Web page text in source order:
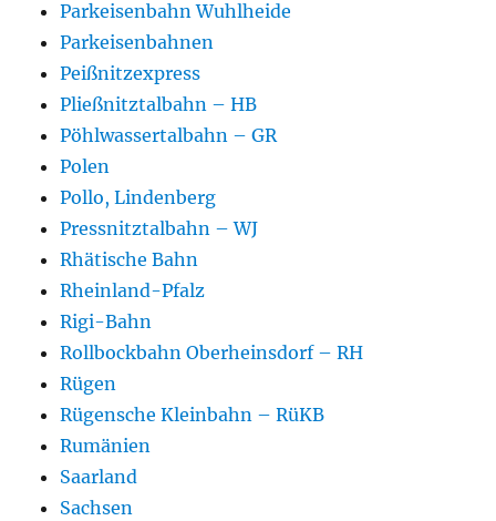
Parkeisenbahn Wuhlheide
Parkeisenbahnen
Peißnitzexpress
Pließnitztalbahn – HB
Pöhlwassertalbahn – GR
Polen
Pollo, Lindenberg
Pressnitztalbahn – WJ
Rhätische Bahn
Rheinland-Pfalz
Rigi-Bahn
Rollbockbahn Oberheinsdorf – RH
Rügen
Rügensche Kleinbahn – RüKB
Rumänien
Saarland
Sachsen